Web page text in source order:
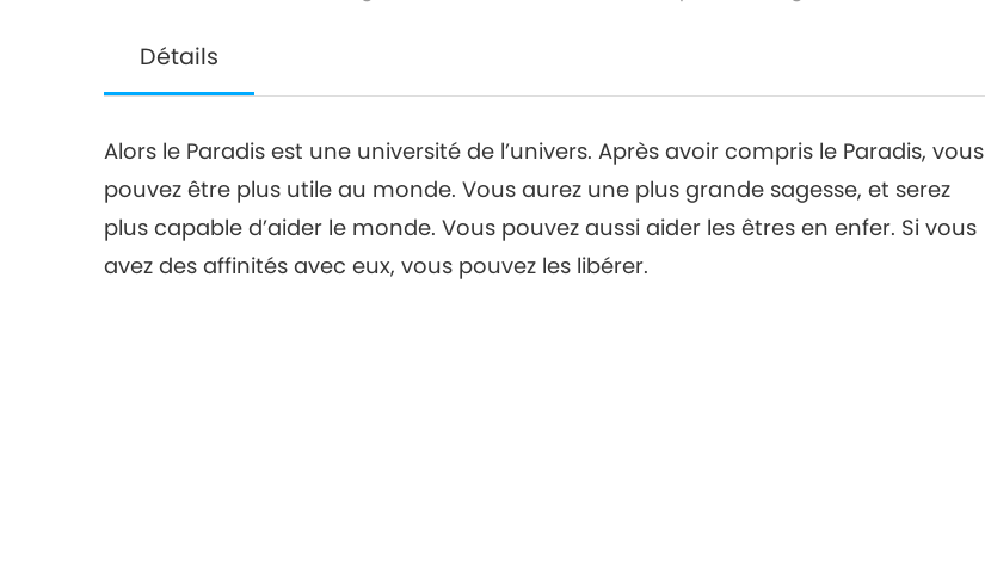
Détails
Alors le Paradis est une université de l’univers. Après avoir compris le Paradis, vous
pouvez être plus utile au monde. Vous aurez une plus grande sagesse, et serez
plus capable d’aider le monde. Vous pouvez aussi aider les êtres en enfer. Si vous
avez des affinités avec eux, vous pouvez les libérer.